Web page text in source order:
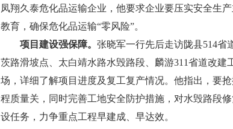
凤翔久泰危化品运输企业，他要求企业要压实安全生
教育，确保危化品运输“零风险”。
项目建设强保障。 张晓军一行先后走访陇县514省
茨路滑坡点、太白靖水路水毁路段、麟游311省道改
场，详细了解项目进度及复工复产情况。他指出，要
程质量关，同时完善工地安全防护措施，对水毁路段
设任务，力争重点工程早建成、早达效。